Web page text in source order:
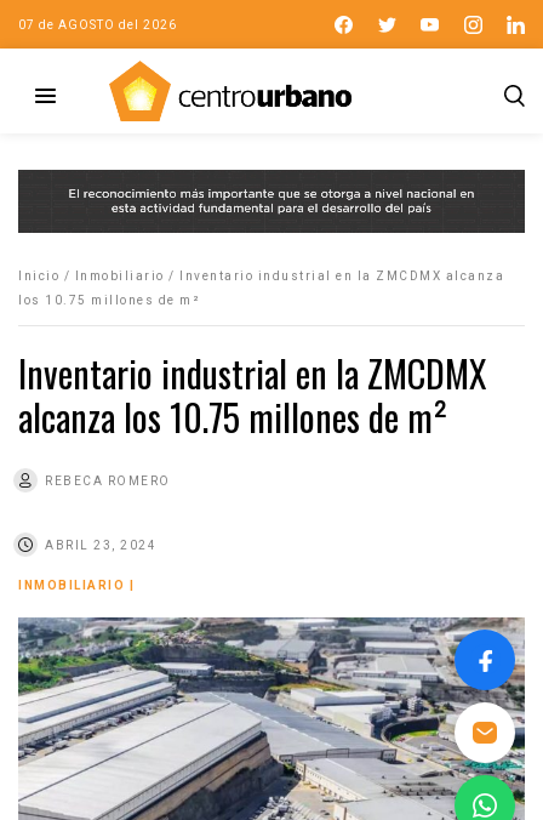
07 de AGOSTO del 2026
Inicio / Inmobiliario /
Inventario industrial en la ZMCDMX alcanza
los 10.75 millones de m²
Inventario industrial en la ZMCDMX
alcanza los 10.75 millones de m²
REBECA ROMERO
ABRIL 23, 2024
INMOBILIARIO